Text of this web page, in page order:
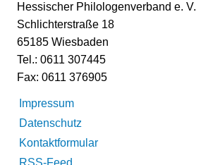
Hessischer Philologenverband e. V.
Schlichterstraße 18
65185 Wiesbaden
Tel.: 0611 307445
Fax: 0611 376905
Impressum
Datenschutz
Kontaktformular